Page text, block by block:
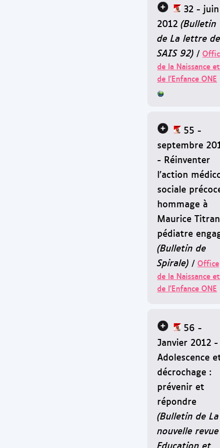
32 - juin
2012 (Bulletin
de La lettre de
SAIS 92) /
de la Naissance et
de l'Enfance ONE
55 -
septembre
- Réinventer
l'action
sociale
hommage à
Maurice
pédiatre
(Bulletin de
Spirale) / Office
de la Naissance et
de l'Enfance ONE
56 -
Janvier 2012 -
Adolescence
décrochage :
prévenir et
répondre
(Bulletin de La
nouvelle revue
Education et